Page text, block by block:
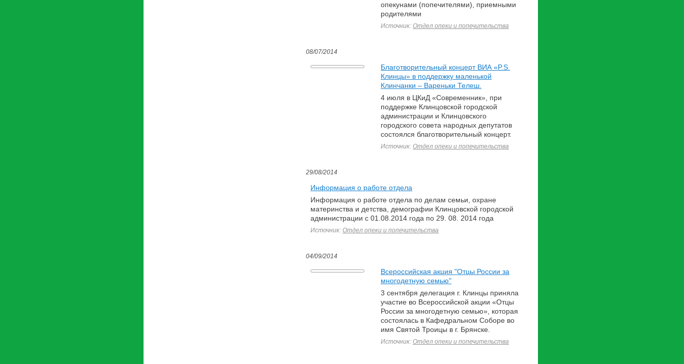
опекунами (попечителями), приемными
родителями
Источник: Отдел опеки и попечительства
08/07/2014
Благотворительный концерт ВИА «P.S.
Клинцы» в поддержку маленькой
Клинчанки – Вареньки Телеш.
4 июля в ЦКиД «Современник», при
поддержке Клинцовской городской
администрации и Клинцовского
городского совета народных депутатов
состоялся благотворительный концерт.
Источник: Отдел опеки и попечительства
29/08/2014
Информация о работе отдела
Информация о работе отдела по делам семьи, охране
материнства и детства, демографии Клинцовской городской
администрации с 01.08.2014 года по 29. 08. 2014 года
Источник: Отдел опеки и попечительства
04/09/2014
Всероссийская акция "Отцы России за
многодетную семью"
3 сентября делегация г. Клинцы приняла
участие во Всероссийской акции «Отцы
России за многодетную семью», которая
состоялась в Кафедральном Соборе во
имя Святой Троицы в г. Брянске.
Источник: Отдел опеки и попечительства